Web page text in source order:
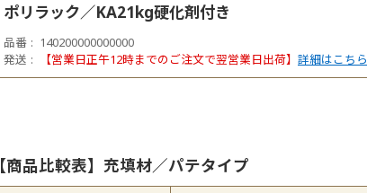
ポリラック／KA21kg硬化剤付き
品番
140200000000000
発送
【営業日正午12時までのご注文で翌営業日出荷】 詳細はこちら
【商品比較表】充填材／パテタイプ